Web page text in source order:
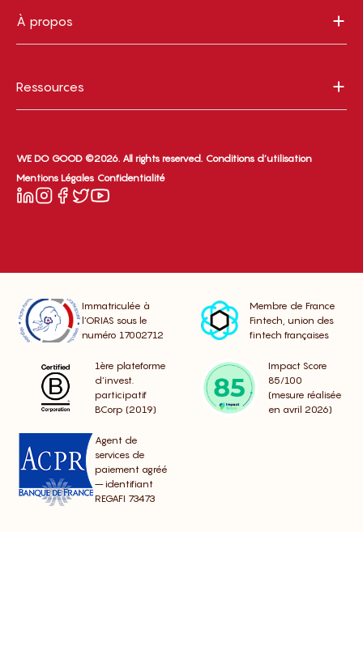
À propos
Ressources
WE DO GOOD ©2026. All rights reserved. Conditions d’utilisation
Mentions Légales Confidentialité
Immatriculée à
l’ORIAS sous le
numéro 17002712
Membre de France
Fintech, union des
fintech françaises
1ère plateforme
d’invest.
participatif
BCorp (2019)
Impact Score
85/100
(mesure réalisée
en avril 2026)
Agent de
services de
paiement agréé
– identifiant
REGAFI 73473